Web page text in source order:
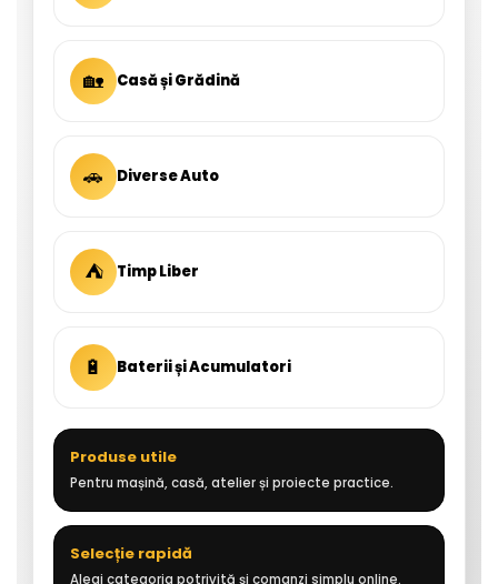
🏡 Casă și Grădină
🚗 Diverse Auto
⛺ Timp Liber
🔋 Baterii și Acumulatori
Produse utile
Pentru mașină, casă, atelier și proiecte practice.
Selecție rapidă
Alegi categoria potrivită și comanzi simplu online.